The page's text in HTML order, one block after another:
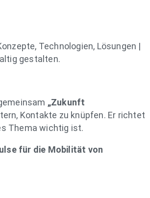
Technologien, Lösungen |
gestalten.
„Zukunft
Kontakte zu knüpfen. Er richtet
Thema wichtig ist.
für die Mobilität von